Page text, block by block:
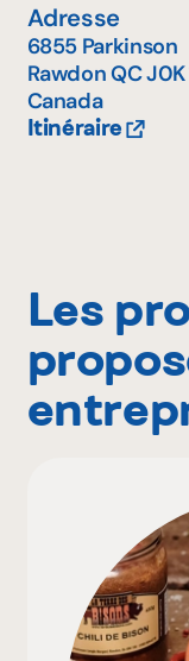
Adresse
6855 Parkinson
RawdonQCJ0K
Canada
Itinéraire
Les